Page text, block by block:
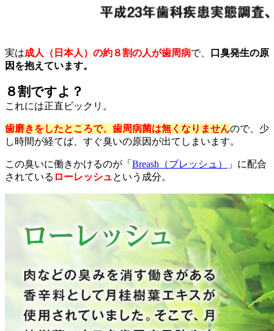
実は成人（日本人）の約８割の人が歯周病で、
口臭発生の原
因を抱えています。
８割ですよ？
これには正直ビックリ。
歯磨きをしたところで、歯周病菌は無くなりませんので、少
し時間が経てば、すぐ臭いの原因が出てしまいます。
この臭いに働きかけるのが「 Breash（ブレッシュ）
」に配合
されている ローレッシュという成分。